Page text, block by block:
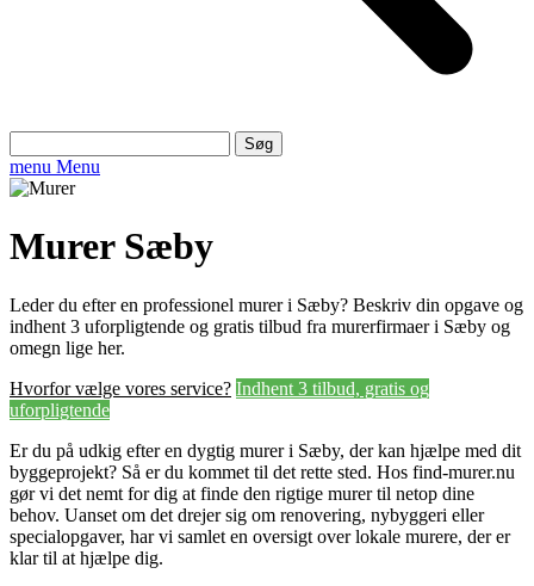
efter:
menu Menu
Murer Sæby
Leder du efter en professionel murer i Sæby? Beskriv din opgave og
indhent 3 uforpligtende og gratis tilbud fra murerfirmaer i Sæby og
omegn lige her.
Hvorfor vælge vores service? Indhent 3 tilbud, gratis og
uforpligtende
Er du på udkig efter en dygtig murer i Sæby, der kan hjælpe med dit
byggeprojekt? Så er du kommet til det rette sted. Hos find-murer.nu
gør vi det nemt for dig at finde den rigtige murer til netop dine
behov. Uanset om det drejer sig om renovering, nybyggeri eller
specialopgaver, har vi samlet en oversigt over lokale murere, der er
klar til at hjælpe dig.